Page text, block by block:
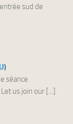
sud de
séance
us join our [...]